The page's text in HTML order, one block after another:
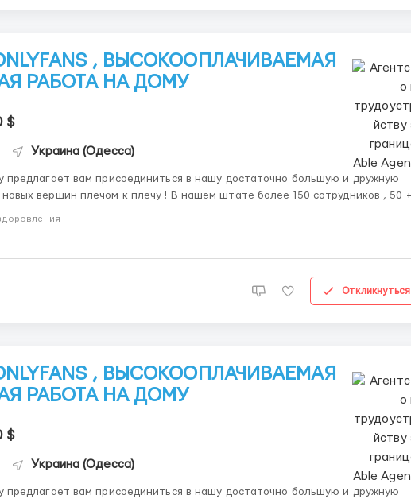
, ВЫСОКООПЛАЧИВАЕМАЯ
РАБОТА НА ДОМУ
$
Украина (Одесса)
предлагает вам присоединиться в нашу достаточно большую и дружную
к плечу ! В нашем штате более 150 сотрудников , 50 +
Откликнуться
, ВЫСОКООПЛАЧИВАЕМАЯ
РАБОТА НА ДОМУ
$
Украина (Одесса)
предлагает вам присоединиться в нашу достаточно большую и дружную